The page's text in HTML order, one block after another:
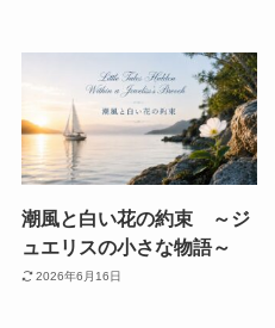
潮風と白い花の約束 ～ジ
ュエリスの小さな物語～
2026年6月16日